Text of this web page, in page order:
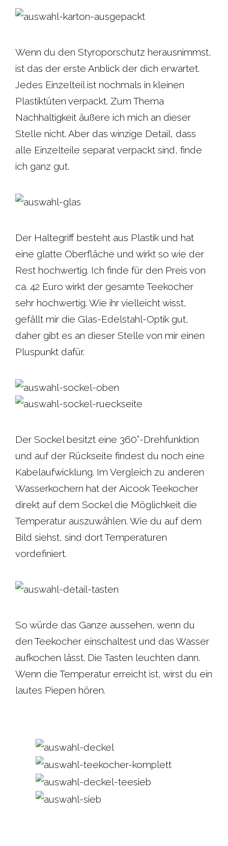
Wenn du den Styroporschutz herausnimmst,
ist das der erste Anblick der dich erwartet.
Jedes Einzelteil ist nochmals in kleinen
Plastiktüten verpackt. Zum Thema
Nachhaltigkeit äußere ich mich an dieser
Stelle nicht. Aber das winzige Detail, dass
alle Einzelteile separat verpackt sind, finde
ich ganz gut.
Der Haltegriff besteht aus Plastik und hat
eine glatte Oberfläche und wirkt so wie der
Rest hochwertig. Ich finde für den Preis von
ca. 42 Euro wirkt der gesamte Teekocher
sehr hochwertig. Wie ihr vielleicht wisst,
gefällt mir die Glas-Edelstahl-Optik gut,
daher gibt es an dieser Stelle von mir einen
Pluspunkt dafür.
Der Sockel besitzt eine 360°-Drehfunktion
und auf der Rückseite findest du noch eine
Kabelaufwicklung. Im Vergleich zu anderen
Wasserkochern hat der Aicook Teekocher
direkt auf dem Sockel die Möglichkeit die
Temperatur auszuwählen. Wie du auf dem
Bild siehst, sind dort Temperaturen
vordefiniert.
So würde das Ganze aussehen, wenn du
den Teekocher einschaltest und das Wasser
aufkochen lässt. Die Tasten leuchten dann.
Wenn die Temperatur erreicht ist, wirst du ein
lautes Piepen hören.